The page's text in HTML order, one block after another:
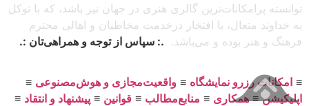
توانسته پرامکانات‌ترین گالری هنری در جهان نیز باشد، که با توکل
به خداوند متعال، با افتخار درخدمت مخاطبان و اهالی محترم
فرهنگ و هنر بوده و می‌باشد. .: سپاس از توجه و همراهی‌تان :.
≡ امکانات رزرو نمایشگاه ≡ واقعیت‌مجازی و هوش‌مصنوعی ≡
اپلیکیشن≡همکاری ≡ منابع‌مطالب ≡ قوانین ≡ پیشنهاد و انتقاد ≡